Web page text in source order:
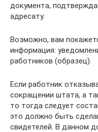
документа,
адресату.
Возможно, вам
информация:
работников (образец).
Если работник
сокращении штата, а
то тогда следует
это должно быть
свидетелей. В данном